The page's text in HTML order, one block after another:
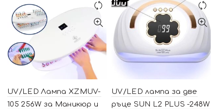
UV/LED Лампа XZMUV-
105 256W за Маникюр и
UV/LED лампа за две
ръце SUN L2 PLUS -248W